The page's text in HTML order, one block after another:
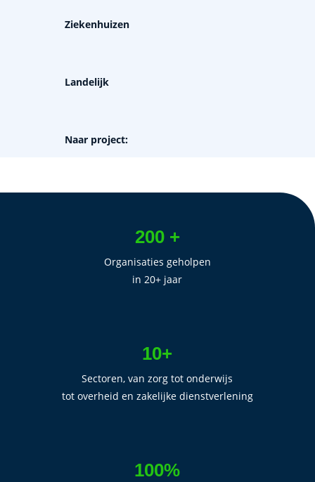
Ziekenhuizen
Landelijk
Naar project:
200 +
Organisaties geholpen
in 20+ jaar
10+
Sectoren, van zorg tot onderwijs
tot overheid en zakelijke dienstverlening
100%